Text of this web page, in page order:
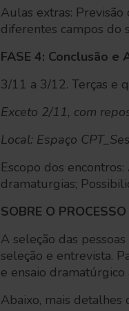
Aulas extras:
diferentes campos do
FASE 4: Conclusão e
3/11 a 3/12. Terças e
Exceto 2/11, com
Local: Espaço
Escopo dos
dramaturgias;
SOBRE O
A seleção das
seleção e entrevista.
e ensaio
Abaixo, mais detalhes